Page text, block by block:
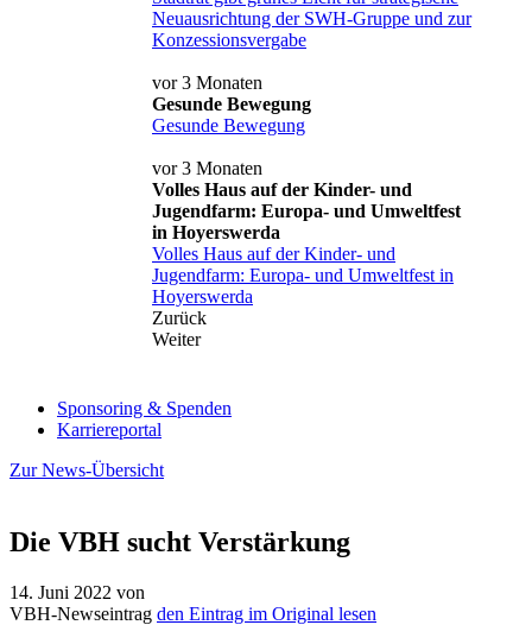
Neuausrichtung der SWH-Gruppe und zur
Konzessionsvergabe
vor 3 Monaten
Gesunde Bewegung
Gesunde Bewegung
vor 3 Monaten
Volles Haus auf der Kinder- und
Jugendfarm: Europa- und Umweltfest
in Hoyerswerda
Volles Haus auf der Kinder- und
Jugendfarm: Europa- und Umweltfest in
Hoyerswerda
Zurück
Weiter
Sponsoring & Spenden
Karriereportal
Zur News-Übersicht
Die VBH sucht Verstärkung
14. Juni 2022 von
VBH-Newseintrag den Eintrag im Original lesen